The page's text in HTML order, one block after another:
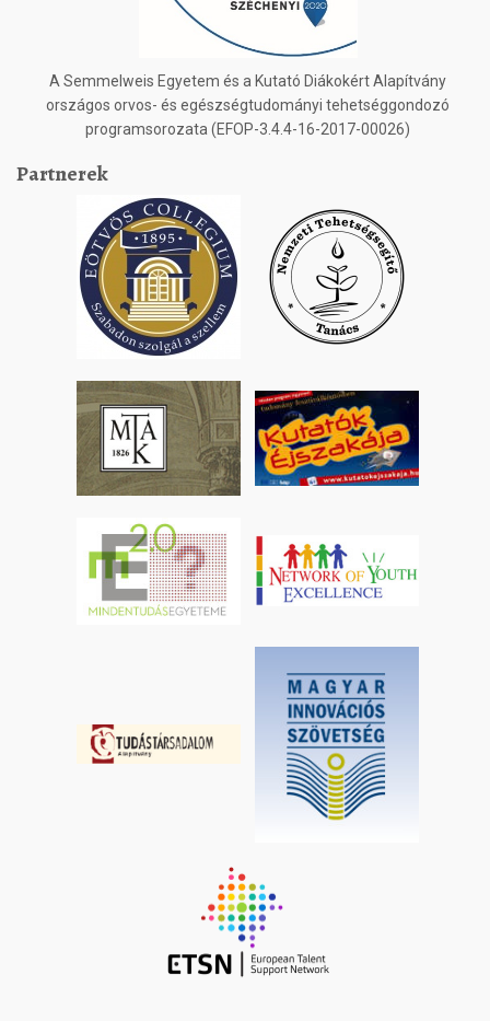
A Semmelweis Egyetem és a Kutató Diákokért Alapítvány
országos orvos- és egészségtudományi tehetséggondozó
programsorozata (EFOP-3.4.4-16-2017-00026)
Partnerek